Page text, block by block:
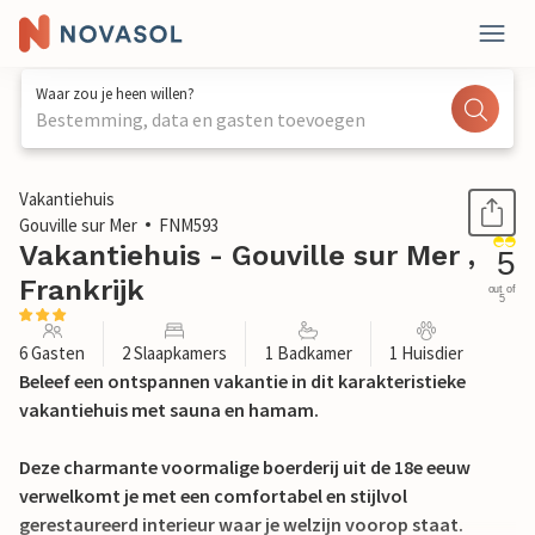
Waar zou je heen willen?
Bestemming, data en gasten toevoegen
1 / 31
Vakantiehuis
Gouville sur Mer
FNM593
Vakantiehuis - Gouville sur Mer ,
Frankrijk
5
out of
5
6 Gasten 2 Slaapkamers 1 Badkamer 1 Huisdier
Beleef een ontspannen vakantie in dit karakteristieke
vakantiehuis met sauna en hamam.
Deze charmante voormalige boerderij uit de 18e eeuw
verwelkomt je met een comfortabel en stijlvol
gerestaureerd interieur waar je welzijn voorop staat.